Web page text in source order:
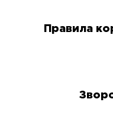
Правила